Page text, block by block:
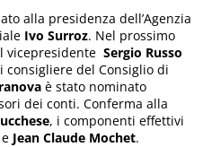
alla presidenza dell’Agenzia
Ivo Surroz. Nel prossimo
vicepresidente Sergio Russo
consigliere del Consiglio di
è stato nominato
dei conti. Conferma alla
, i componenti effettivi
e Jean Claude Mochet.